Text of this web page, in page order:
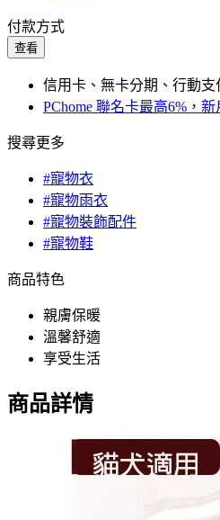
付款方式
查看
信用卡、無卡分期、行動
PChome 聯名卡最高6%，
搜尋更多
#寵物衣
#寵物雨衣
#寵物裝飾配件
#寵物鞋
商品特色
親膚保暖
溫馨舒適
享受生活
商品詳情